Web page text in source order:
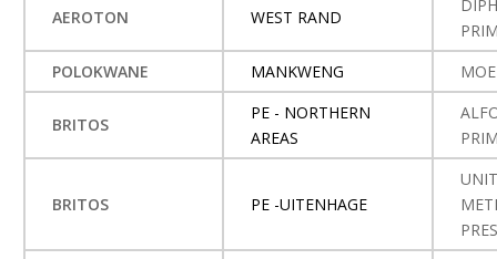
AEROTON WEST RAND
POLOKWANE
MANKWENG
BRITOS
PE - NORTHERN
AREAS
BRITOS PE -UITENHAGE